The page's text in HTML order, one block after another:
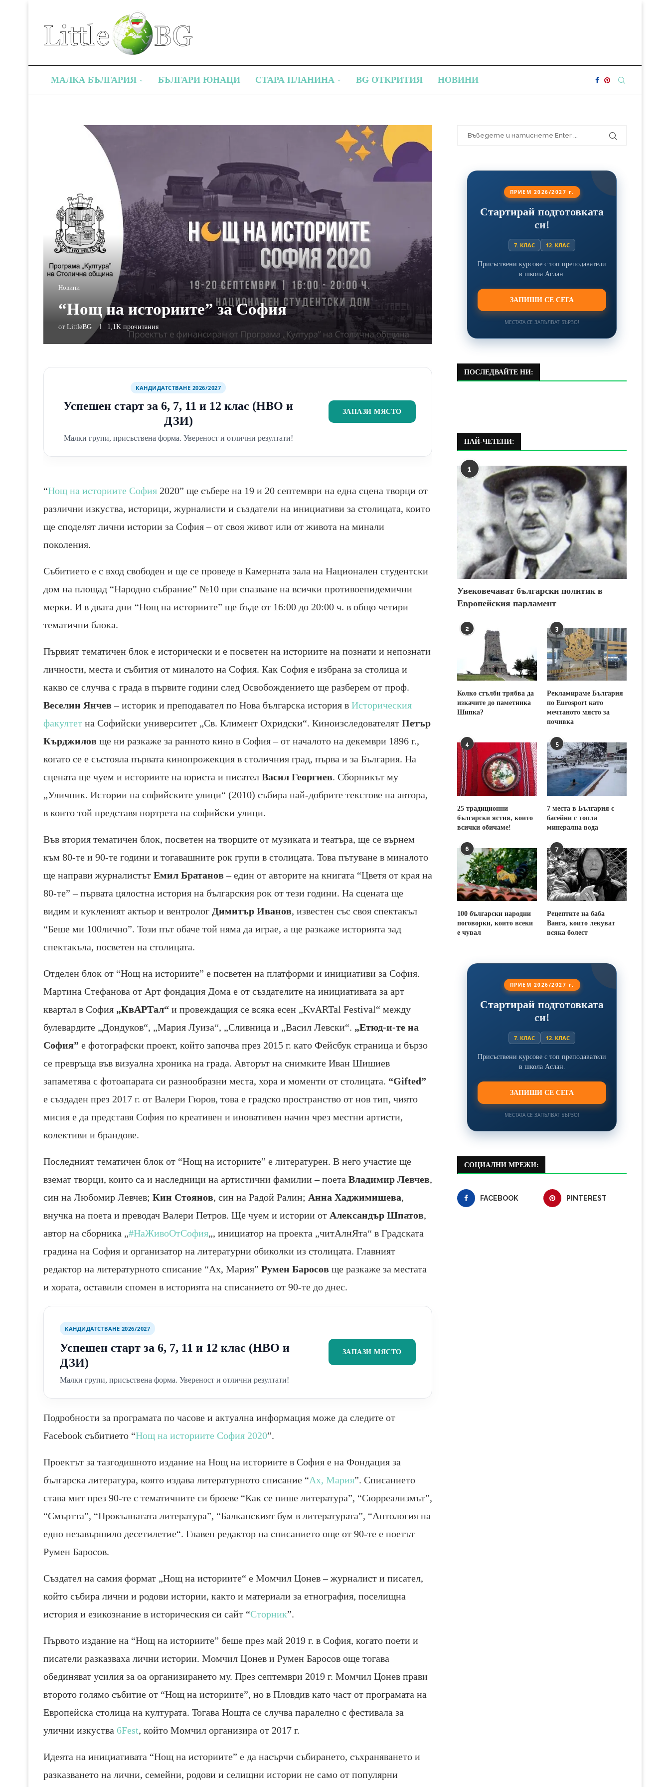
МАЛКА БЪЛГАРИЯ БЪЛГАРИ ЮНАЦИ СТАРА ПЛАНИНА BG ОТКРИТИЯ НОВИНИ
Новини
“Нощ на историите” за София
от LittleBG 1,1K прочитания
КАНДИДАТСТВАНЕ 2026/2027
Успешен старт за 6, 7, 11 и 12 клас (НВО и
ДЗИ)
Малки групи, присъствена форма. Увереност и отлични резултати!
ЗАПАЗИ МЯСТО
“Нощ на историите София 2020” ще събере на 19 и 20 септември на една сцена творци от
различни изкуства, историци, журналисти и създатели на инициативи за столицата, които
ще споделят лични истории за София – от своя живот или от живота на минали
поколения.
Събитието е с вход свободен и ще се проведе в Камерната зала на Национален студентски
дом на площад “Народно събрание” №10 при спазване на всички противоепидемични
мерки. И в двата дни “Нощ на историите” ще бъде от 16:00 до 20:00 ч. в общо четири
тематични блока.
Първият тематичен блок е исторически и е посветен на историите на познати и непознати
личности, места и събития от миналото на София. Как София е избрана за столица и
какво се случва с града в първите години след Освобождението ще разберем от проф.
Веселин Янчев– историк и преподавател по Нова българска история в Историческия
факултет на Софийски университет „Св. Климент Охридски“. Киноизследователят Петър
Кърджилов ще ни разкаже за ранното кино в София – от началото на декември 1896 г.,
когато се е състояла първата кинопрожекция в столичния град, първа и за България. На
сцената ще чуем и историите на юриста и писател Васил Георгиев. Сборникът му
„Уличник. Истории на софийските улици“ (2010) събира най-добрите текстове на автора,
в които той представя портрета на софийски улици.
Във втория тематичен блок, посветен на творците от музиката и театъра, ще се върнем
към 80-те и 90-те години и тогавашните рок групи в столицата. Това пътуване в миналото
ще направи журналистът Емил Братанов– един от авторите на книгата “Цветя от края на
80-те” – първата цялостна история на българския рок от тези години. На сцената ще
видим и кукленият актьор и вентролог Димитър Иванов, известен със своя спектакъл
“Беше ми 100лично”. Този път обаче той няма да играе, а ще разкаже историята зад
спектакъла, посветен на столицата.
Отделен блок от “Нощ на историите” е посветен на платформи и инициативи за София.
Мартина Стефанова от Арт фондация Дома е от създателите на инициативата за арт
квартал в София „КвАРТал“ и провеждащия се всяка есен „KvARTal Festival“ между
булевардите „Дондуков“, „Мария Луиза“, „Сливница и „Васил Левски“. „Етюд-и-те на
София” е фотографски проект, който започва през 2015 г. като Фейсбук страница и бързо
се превръща във визуална хроника на града. Авторът на снимките Иван Шишиев
запаметява с фотоапарата си разнообразни места, хора и моменти от столицата. “Gifted”
е създаден през 2017 г. от Валери Гюров, това е градско пространство от нов тип, чиято
мисия е да представя София по креативен и иновативен начин чрез местни артисти,
колективи и брандове.
Последният тематичен блок от “Нощ на историите” е литературен. В него участие ще
вземат творци, които са и наследници на артистични фамилии – поета Владимир Левчев,
син на Любомир Левчев; Кин Стоянов, син на Радой Ралин; Анна Хаджимишева,
внучка на поета и преводач Валери Петров. Ще чуем и истории от Александър Шпатов,
автор на сборника „#НаЖивоОтСофия„, инициатор на проекта „читАлнЯта“ в Градската
градина на София и организатор на литературни обиколки из столицата. Главният
редактор на литературното списание “Ах, Мария” Румен Баросов ще разкаже за местата
и хората, оставили спомен в историята на списанието от 90-те до днес.
КАНДИДАТСТВАНЕ 2026/2027
Успешен старт за 6, 7, 11 и 12 клас (НВО и
ДЗИ)
Малки групи, присъствена форма. Увереност и отлични резултати!
ЗАПАЗИ МЯСТО
Подробности за програмата по часове и актуална информация може да следите от
Facebook събитието “Нощ на историите София 2020”.
Проектът за тазгодишното издание на Нощ на историите в София е на Фондация за
българска литература, която издава литературното списание “Ах, Мария”. Списанието
става мит през 90-те с тематичните си броеве “Как се пише литература”, “Сюрреализмът”,
“Смъртта”, “Прокълнатата литература”, “Балканският бум в литературата”, “Антология на
едно незавършило десетилетие“. Главен редактор на списанието още от 90-те е поетът
Румен Баросов.
Създател на самия формат „Нощ на историите“ е Момчил Цонев – журналист и писател,
който събира лични и родови истории, както и материали за етнография, поселищна
история и езикознание в историческия си сайт “Сторник”.
Първото издание на “Нощ на историите” беше през май 2019 г. в София, когато поети и
писатели разказваха лични истории. Момчил Цонев и Румен Баросов още тогава
обединяват усилия за оа организирането му. През септември 2019 г. Момчил Цонев прави
второто голямо събитие от “Нощ на историите”, но в Пловдив като част от програмата на
Европейска столица на културата. Тогава Нощта се случва паралелно с фестивала за
улични изкуства 6Fest, който Момчил организира от 2017 г.
Идеята на инициативата “Нощ на историите” е да насърчи събирането, съхраняването и
разказването на лични, семейни, родови и селищни истории не само от популярни
ПРИЕМ 2026/2027 г.
Стартирай подготовката
си!
7. КЛАС 12. КЛАС
Присъствени курсове с топ преподаватели
в школа Аслан.
ЗАПИШИ СЕ СЕГА
МЕСТАТА СЕ ЗАПЪЛВАТ БЪРЗО!
ПОСЛЕДВАЙТЕ НИ:
НАЙ-ЧЕТЕНИ:
1
Увековечават български политик в
Европейския парламент
2
Колко стълби трябва да
изкачите до паметника
Шипка?
3
Рекламираме България
по Eurosport като
мечтаното място за
почивка
4
25 традиционни
български ястия, които
всички обичаме!
5
7 места в България с
басейни с топла
минерална вода
6
100 български народни
поговорки, които всеки
е чувал
7
Рецептите на баба
Ванга, които лекуват
всяка болест
ПРИЕМ 2026/2027 г.
Стартирай подготовката
си!
7. КЛАС 12. КЛАС
Присъствени курсове с топ преподаватели
в школа Аслан.
ЗАПИШИ СЕ СЕГА
МЕСТАТА СЕ ЗАПЪЛВАТ БЪРЗО!
СОЦИАЛНИ МРЕЖИ:
FACEBOOK PINTEREST